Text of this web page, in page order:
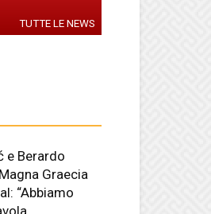
TUTTE LE NEWS
e Berardo
Graecia
“Abbiamo